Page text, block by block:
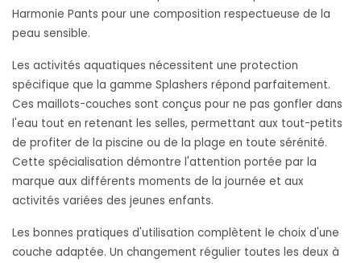
Harmonie Pants pour une composition respectueuse de la
peau sensible.
Les activités aquatiques nécessitent une protection
spécifique que la gamme Splashers répond parfaitement.
Ces maillots-couches sont conçus pour ne pas gonfler dans
l'eau tout en retenant les selles, permettant aux tout-petits
de profiter de la piscine ou de la plage en toute sérénité.
Cette spécialisation démontre l'attention portée par la
marque aux différents moments de la journée et aux
activités variées des jeunes enfants.
Les bonnes pratiques d'utilisation complètent le choix d'une
couche adaptée. Un changement régulier toutes les deux à